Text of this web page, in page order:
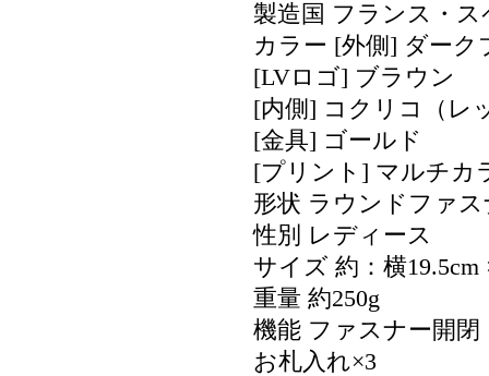
製造国 フランス・
カラー [外側] ダーク
[LVロゴ] ブラウン
[内側] コクリコ（レ
[金具] ゴールド
[プリント] マルチカ
形状 ラウンドファ
性別 レディース
サイズ 約：横19.5cm
重量 約250g
機能 ファスナー開閉
お札入れ×3